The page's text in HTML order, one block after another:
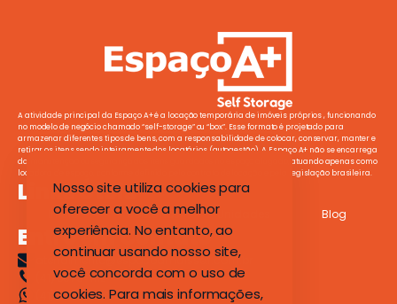
A atividade principal da Espaço A+ é a locação temporária de imóveis próprios , funcionando
no modelo de negócio chamado “self-storage” ou “box”. Esse formato é projetado para
armazenar diferentes tipos de bens, com a responsabilidade de colocar, conservar, manter e
retirar os itens sendo inteiramente dos locatários (autogestão). A Espaço A+ não se encarrega
da manutenção ou segurança dos itens guardados no espaço alugado, atuando apenas como
locadora de espaço, conforme definido pelo contrato de locação e pela legislação brasileira.
Links Úteis
Início Sobre Nós Unidades Blog
Entre em Contato
atendimento@espacoamaisself.com.br
(41) 3079-1112
(41) 9 8901-2400
Nosso site utiliza cookies para
oferecer a você a melhor
experiência. No entanto, ao
continuar usando nosso site,
você concorda com o uso de
cookies. Para mais informações,